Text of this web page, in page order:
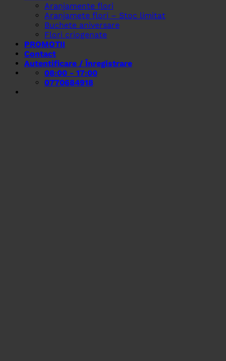
Aranjamente flori
Aranjamete flori – Stoc limitat
Buchete aniversare
Flori criogenate
PROMOTII
Contact
Autentificare / Înregistrare
08:00 - 17:00
0770684918